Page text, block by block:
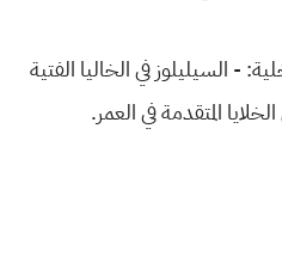
- السيليلوز في الخاليا الفتية
المتقدمة في العمر.